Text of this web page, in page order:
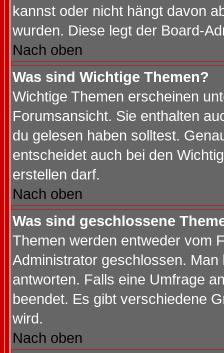
kannst oder nicht hängt davon
wurden. Diese legt der Board-
Nach oben
Was sind Wichtige Themen?
Wichtige Themen erscheinen
Forumsansicht. Sie enthalten
du gelesen haben solltest.
entscheidet auch bei den
erstellen darf.
Nach oben
Was sind geschlossene
Themen werden entweder vom
Administrator geschlossen.
antworten. Falls eine Umfrage
beendet. Es gibt verschiedene
wird.
Nach oben